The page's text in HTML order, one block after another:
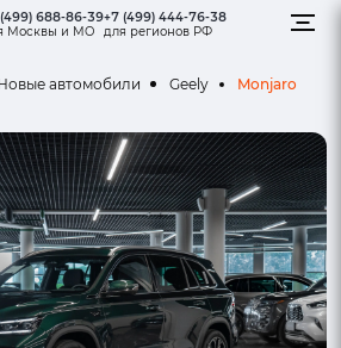
688-86-39
Москвы и МО
+7 (499) 444-76-38
для регионов РФ
автомобили Geely Monjaro